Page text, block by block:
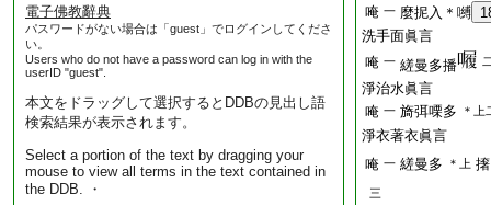
電子佛教辭典
パスワードがない場合は「guest」でログインしてくださ
い。
Users who do not have a password can log in with the
userID "guest".
本文をドラッグして選択するとDDBの見出し語
検索結果が表示されます。
Select a portion of the text by dragging your
mouse to view all terms in the text contained in
the DDB. ・
唵 一 麼抳入＊嚩
洗手面眞言
唵 一 縒曼多播
淨治水眞言
唵 一 旖弭㗚多 ＊上
淨衣著衣眞言
唵 一 縒曼多 ＊上 撦
三